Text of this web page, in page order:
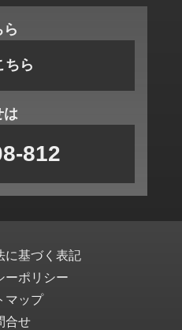
ちら
は
812
に基づく表記
ーポリシー
マップ
合せ